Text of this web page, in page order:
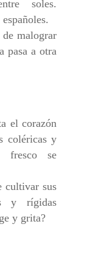
soles.
de malograr
pasa a otra
el corazón
coléricas y
fresco se
cultivar sus
y rígidas
y grita?